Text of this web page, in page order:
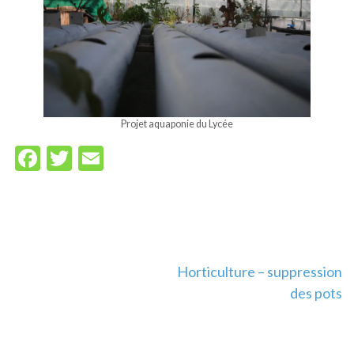
Projet aquaponie du Lycée
Facebook
Twitter
Horticulture – suppression
des pots